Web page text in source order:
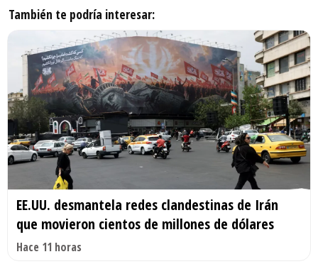
También te podría interesar:
EE.UU. desmantela redes clandestinas de Irán
que movieron cientos de millones de dólares
Hace 11 horas